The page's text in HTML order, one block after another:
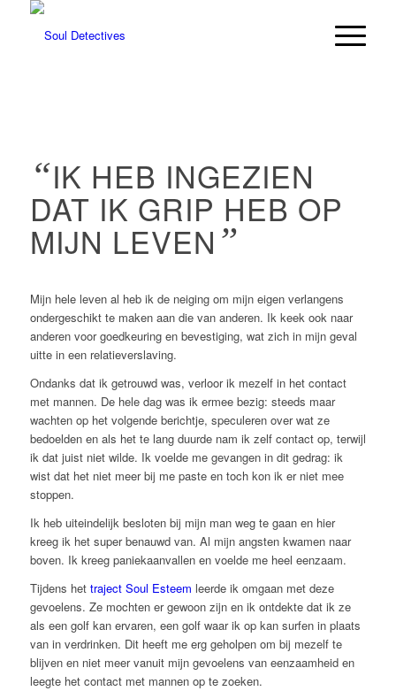
“IK HEB INGEZIEN
DAT IK GRIP HEB OP
MIJN LEVEN ”
Mijn hele leven al heb ik de neiging om mijn eigen verlangens
ondergeschikt te maken aan die van anderen. Ik keek ook naar
anderen voor goedkeuring en bevestiging, wat zich in mijn geval
uitte in een relatieverslaving.
Ondanks dat ik getrouwd was, verloor ik mezelf in het contact
met mannen. De hele dag was ik ermee bezig: steeds maar
wachten op het volgende berichtje, speculeren over wat ze
bedoelden en als het te lang duurde nam ik zelf contact op, terwijl
ik dat juist niet wilde. Ik voelde me gevangen in dit gedrag: ik
wist dat het niet meer bij me paste en toch kon ik er niet mee
stoppen.
Ik heb uiteindelijk besloten bij mijn man weg te gaan en hier
kreeg ik het super benauwd van. Al mijn angsten kwamen naar
boven. Ik kreeg paniekaanvallen en voelde me heel eenzaam.
Tijdens het traject Soul Esteem leerde ik omgaan met deze
gevoelens. Ze mochten er gewoon zijn en ik ontdekte dat ik ze
als een golf kan ervaren, een golf waar ik op kan surfen in plaats
van in verdrinken. Dit heeft me erg geholpen om bij mezelf te
blijven en niet meer vanuit mijn gevoelens van eenzaamheid en
leegte het contact met mannen op te zoeken.